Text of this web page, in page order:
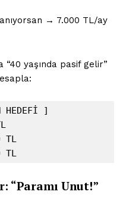
→ 7.000 TL/ay
“40 yaşında pasif gelir”
HEDEFİ ]
TL
“Paramı Unut!”